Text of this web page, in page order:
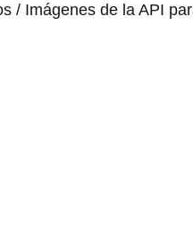
/ Imágenes de la API